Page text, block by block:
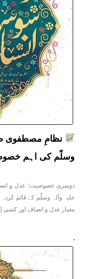
نظامِ مصطفوی
وسلّم کی اہم
دوسری خصوصیت؛ عدل و
علیہ وآلہ وسلّم کے قائم
معیار عدل و انصاف اور